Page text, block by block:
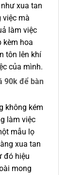
xua tan
việc mà
làm việc
kèm hoa
tôn lên khí
của mình.
90k để bàn
không kém
làm việc
mẫu lọ
xua tan
đó hiệu
mong